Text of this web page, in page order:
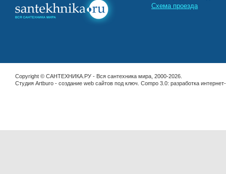
Схема проезда
Copyright © САНТЕХНИКА.РУ - Вся сантехника мира, 2000-2026.
Студия Artburo - cоздание web сайтов под ключ . Compo 3.0: разработка